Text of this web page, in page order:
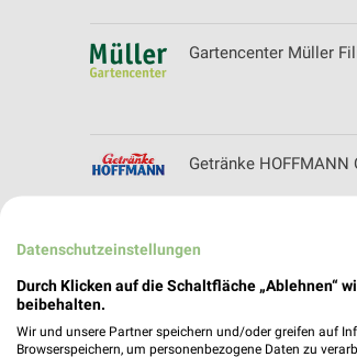
Gartencenter Müller
Getränke
Globus Prospekt der
Datenschutzeinstellungen
Durch Klicken auf die Schaltfläche „Ablehnen“
beibehalten.
Wir und unsere Partner speichern und/oder greifen auf
Browserspeichern, um personenbezogene Daten zu